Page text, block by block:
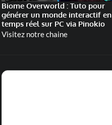
Biome Overworld : Tuto pour
générer un monde interactif en
temps réel sur PC via Pinokio
Visitez notre chaine